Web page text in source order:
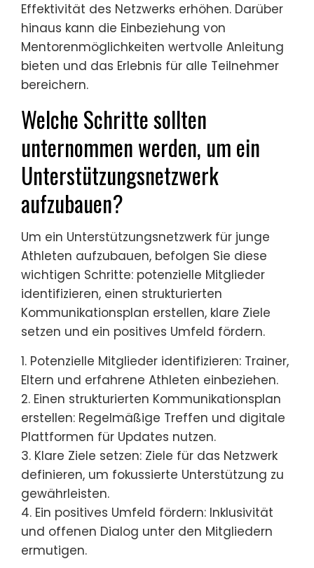
Effektivität des Netzwerks erhöhen. Darüber
hinaus kann die Einbeziehung von
Mentorenmöglichkeiten wertvolle Anleitung
bieten und das Erlebnis für alle Teilnehmer
bereichern.
Welche Schritte sollten
unternommen werden, um ein
Unterstützungsnetzwerk
aufzubauen?
Um ein Unterstützungsnetzwerk für junge
Athleten aufzubauen, befolgen Sie diese
wichtigen Schritte: potenzielle Mitglieder
identifizieren, einen strukturierten
Kommunikationsplan erstellen, klare Ziele
setzen und ein positives Umfeld fördern.
1. Potenzielle Mitglieder identifizieren: Trainer,
Eltern und erfahrene Athleten einbeziehen.
2. Einen strukturierten Kommunikationsplan
erstellen: Regelmäßige Treffen und digitale
Plattformen für Updates nutzen.
3. Klare Ziele setzen: Ziele für das Netzwerk
definieren, um fokussierte Unterstützung zu
gewährleisten.
4. Ein positives Umfeld fördern: Inklusivität
und offenen Dialog unter den Mitgliedern
ermutigen.